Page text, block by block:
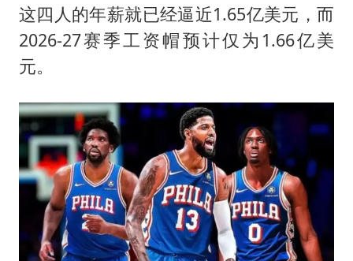
这四人的年薪就已经逼近1.65亿美元，而
2026-27赛季工资帽预计仅为1.66亿美
元。